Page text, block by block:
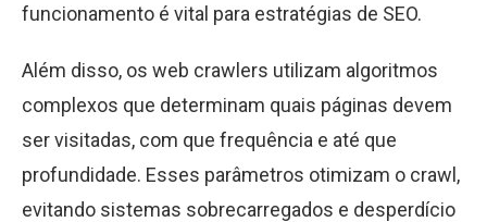
funcionamento é vital para estratégias de SEO.
Além disso, os web crawlers utilizam algoritmos
complexos que determinam quais páginas devem
ser visitadas, com que frequência e até que
profundidade. Esses parâmetros otimizam o crawl,
evitando sistemas sobrecarregados e desperdício